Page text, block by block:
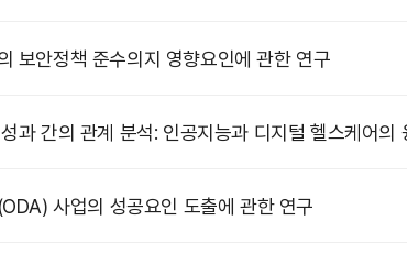
보안정책 준수의지 영향요인에 관한 연구
과 간의 관계 분석: 인공지능과 디지털 헬스케어의
사업의 성공요인 도출에 관한 연구